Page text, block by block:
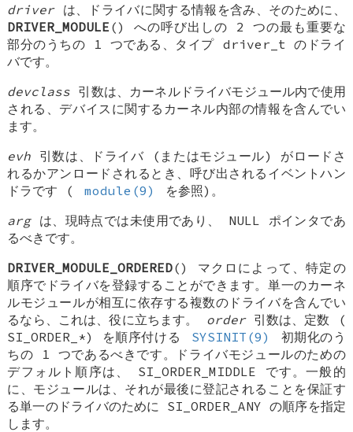
driverは、ドライバに関する情報を含み、そのために、
DRIVER_MODULE () への呼び出しの 2 つの最も重要な
部分のうちの 1 つである、タイプ driver_t のドライ
バです。
devclass 引数は、カーネルドライバモジュール内で使用
される、デバイスに関するカーネル内部の情報を含んでい
ます。
evh 引数は、ドライバ (またはモジュール) がロードさ
れるかアンロードされるとき、呼び出されるイベントハン
ドラです (
module(9)
を参照)。
argは、現時点では未使用であり、 NULL
ポインタであ
るべきです。
DRIVER_MODULE_ORDERED() マクロによって、特定の
順序でドライバを登録することができます。単一のカーネ
ルモジュールが相互に依存する複数のドライバを含んでい
るなら、これは、役に立ちます。 order引数は、定数 (
SI_ORDER_*) を順序付ける SYSINIT(9)
初期化のう
ちの 1 つであるべきです。ドライバモジュールのための
デフォルト順序は、 SI_ORDER_MIDDLE です。一般的
に、モジュールは、それが最後に登記されることを保証す
る単一のドライバのために SI_ORDER_ANY の順序を指定
します。